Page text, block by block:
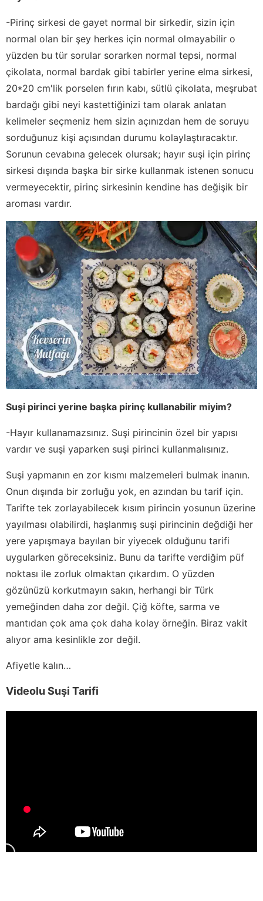
-Pirinç sirkesi de gayet normal bir sirkedir, sizin için
normal olan bir şey herkes için normal olmayabilir o
yüzden bu tür sorular sorarken normal tepsi, normal
çikolata, normal bardak gibi tabirler yerine elma sirkesi,
20*20 cm'lik porselen fırın kabı, sütlü çikolata, meşrubat
bardağı gibi neyi kastettiğinizi tam olarak anlatan
kelimeler seçmeniz hem sizin açınızdan hem de soruyu
sorduğunuz kişi açısından durumu kolaylaştıracaktır.
Sorunun cevabına gelecek olursak; hayır suşi için pirinç
sirkesi dışında başka bir sirke kullanmak istenen sonucu
vermeyecektir, pirinç sirkesinin kendine has değişik bir
aroması vardır.
Suşi pirinci yerine başka pirinç kullanabilir miyim?
-Hayır kullanamazsınız. Suşi pirincinin özel bir yapısı
vardır ve suşi yaparken suşi pirinci kullanmalısınız.
Suşi yapmanın en zor kısmı malzemeleri bulmak inanın.
Onun dışında bir zorluğu yok, en azından bu tarif için.
Tarifte tek zorlayabilecek kısım pirincin yosunun üzerine
yayılması olabilirdi, haşlanmış suşi pirincinin değdiği her
yere yapışmaya bayılan bir yiyecek olduğunu tarifi
uygularken göreceksiniz. Bunu da tarifte verdiğim püf
noktası ile zorluk olmaktan çıkardım. O yüzden
gözünüzü korkutmayın sakın, herhangi bir Türk
yemeğinden daha zor değil. Çiğ köfte, sarma ve
mantıdan çok ama çok daha kolay örneğin. Biraz vakit
alıyor ama kesinlikle zor değil.
Afiyetle kalın…
Videolu Suşi Tarifi